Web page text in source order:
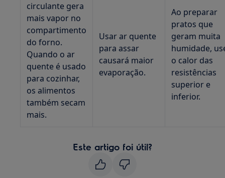
circulante gera
mais vapor no
compartimento
do forno.
Quando o ar
quente é usado
para cozinhar,
os alimentos
também secam
mais.
Usar ar quente
para assar
causará maior
evaporação.
Ao preparar
pratos que
geram muita
humidade,
o calor das
resistências
superior e
inferior.
Este artigo foi útil?